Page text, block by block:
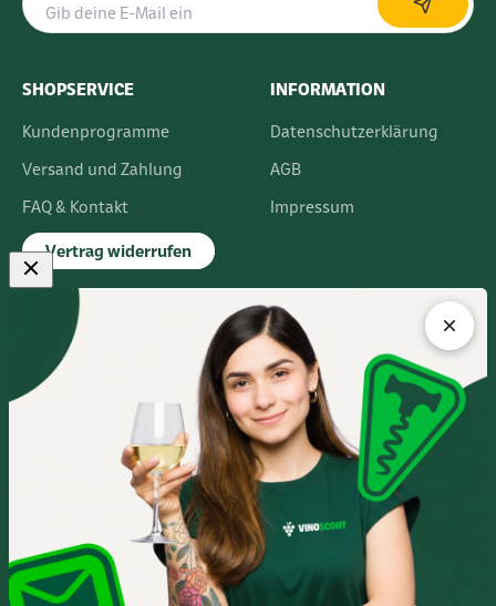
SHOPSERVICE
Kundenprogramme
Versand und Zahlung
FAQ & Kontakt
Vertrag widerrufen
INFORMATION
Datenschutzerklärung
AGB
Impressum
FLAGSHIPSTORE
Albert-Einstein-Ring 24
14532 Kleinmachnow bei Berlin
Im Europarc Dreilinden
030 - 585 84 59 0
Mo.- Fr. 10:00 - 19:00 Uhr
Sa. 10:00 - 16:00 Uhr
Anfahrtsbeschreibung